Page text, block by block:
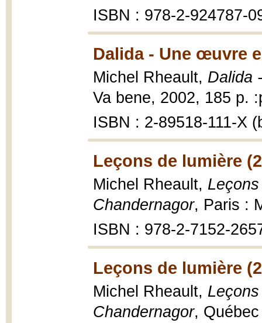
ISBN : 978-2-924787-
Dalida - Une œuvre
Michel Rheault, Dalida
Va bene, 2002, 185 p.
ISBN : 2-89518-111-X
Leçons de lumière
Michel Rheault,
Chandernagor, Paris :
ISBN : 978-2-7152-
Leçons de lumière
Michel Rheault,
Chandernagor,